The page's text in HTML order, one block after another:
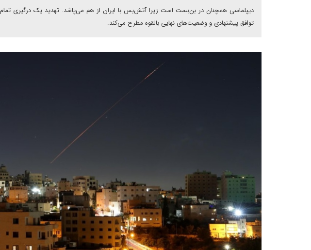
دیپلماسی همچنان در بن‌بست است زیرا آتش‌بس با ایران از هم می‌پاشد. تهدید یک درگیری تمام
توافق پیشنهادی و وضعیت‌های نهایی بالقوه مطرح می‌کند.